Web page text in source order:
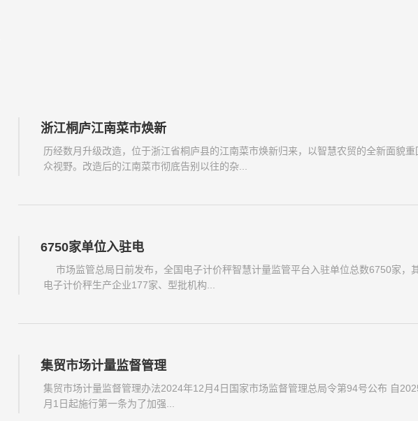
6750家单位入驻电
市场监管总局日前发布，全国电子计价秤智慧计量监管平台入驻单位总数6750家，
电子计价秤生产企业177家、型批机构...
集贸市场计量监督管理
集贸市场计量监督管理办法2024年12月4日国家市场监督管理总局令第94号公布 自
月1日起施行第一条为了加强...
浙江桐庐江南菜市焕新
历经数月升级改造，位于浙江省桐庐县的江南菜市焕新归来，以智慧农贸的全新面貌重
众视野。改造后的江南菜市彻底告别以往的杂...